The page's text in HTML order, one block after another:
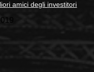
amici degli investitori